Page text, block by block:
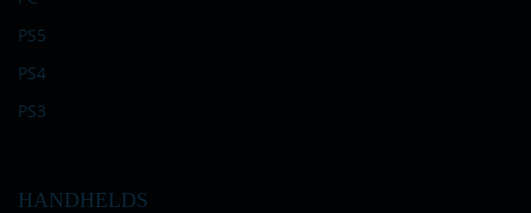
PS5
PS4
PS3
HANDHELDS